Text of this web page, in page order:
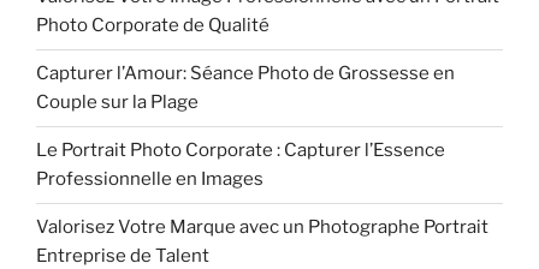
Photo Corporate de Qualité
Capturer l’Amour: Séance Photo de Grossesse en
Couple sur la Plage
Le Portrait Photo Corporate : Capturer l’Essence
Professionnelle en Images
Valorisez Votre Marque avec un Photographe Portrait
Entreprise de Talent